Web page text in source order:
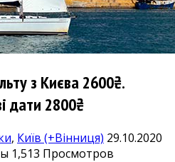
з Києва 2600₴.
дати 2800₴
, Київ (+Вінниця) 29.10.2020
1,513 Просмотров